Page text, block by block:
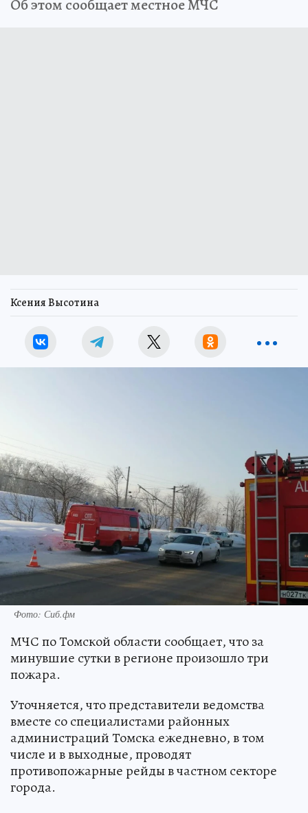
Об этом сообщает местное МЧС
Ксения Высотина
Фото: Сиб.фм
МЧС по Томской области сообщает, что за
минувшие сутки в регионе произошло три
пожара.
Уточняется, что представители ведомства
вместе со специалистами районных
администраций Томска ежедневно, в том
числе и в выходные, проводят
противопожарные рейды в частном секторе
города.